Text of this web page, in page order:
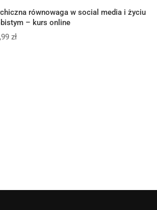
równowaga w social media i życiu
– kurs online
zł